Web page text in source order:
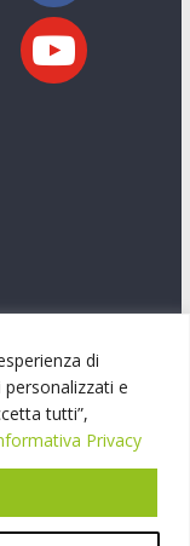
di
e
tutti”,
Privacy